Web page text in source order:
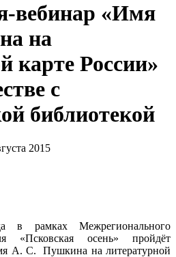
вебинар «Имя
на
карте России»
с
библиотекой
2015
в рамках Межрегионального
«Псковская осень» пройдёт
А. С. Пушкина на литературной